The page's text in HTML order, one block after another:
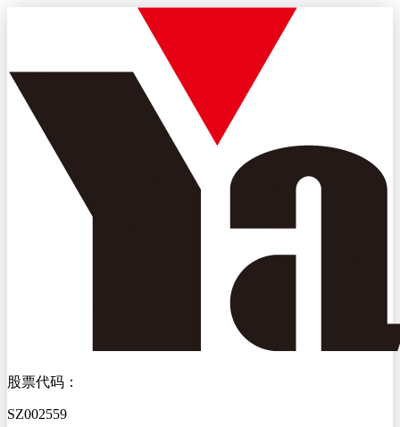
股票代码：
SZ002559